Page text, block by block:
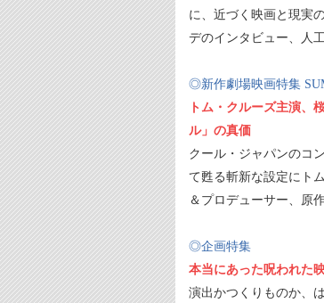
に、近づく映画と現実
デのインタビュー、人
◎新作劇場映画特集
トム・クルーズ主演、
ル」の真価
クール・ジャパンのコ
て甦る斬新な設定にト
＆プロデューサー、原
◎企画特集
本当にあった呪われた
演出かつくりものか、